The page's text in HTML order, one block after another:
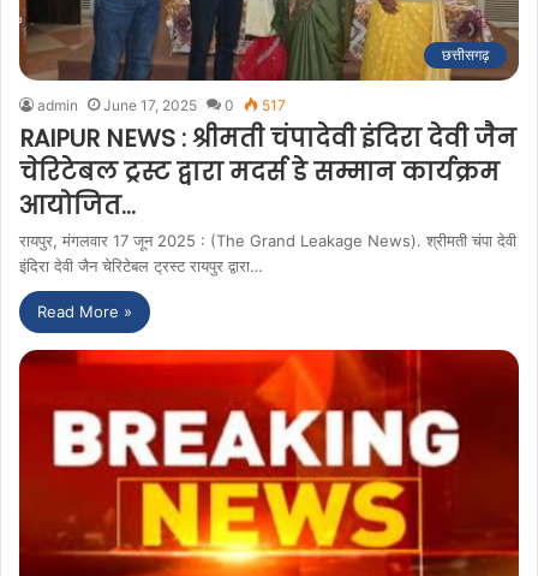
छत्तीसगढ़
admin June 17, 2025 0 517
RAIPUR NEWS : श्रीमती चंपादेवी इंदिरा देवी जैन
चेरिटेबल ट्रस्ट द्वारा मदर्स डे सम्मान कार्यक्रम
आयोजित…
रायपुर, मंगलवार 17 जून 2025 : (The Grand Leakage News). श्रीमती चंपा देवी
इंदिरा देवी जैन चेरिटेबल ट्रस्ट रायपुर द्वारा…
Read More »